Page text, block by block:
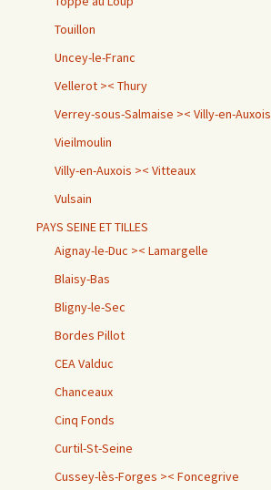
Touillon
Uncey-le-Franc
Vellerot >< Thury
Verrey-sous-Salmaise >< Villy-en-Auxois
Vieilmoulin
Villy-en-Auxois >< Vitteaux
Vulsain
PAYS SEINE ET TILLES
Aignay-le-Duc >< Lamargelle
Blaisy-Bas
Bligny-le-Sec
Bordes Pillot
CEA Valduc
Chanceaux
Cinq Fonds
Curtil-St-Seine
Cussey-lès-Forges >< Foncegrive